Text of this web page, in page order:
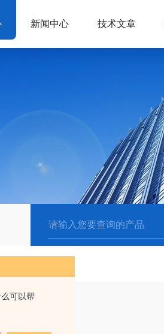
可以帮
新闻中心 技术文章